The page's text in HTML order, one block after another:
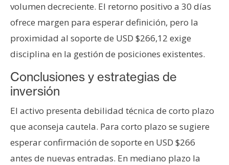
volumen decreciente. El retorno positivo a 30 días
ofrece margen para esperar definición, pero la
proximidad al soporte de USD $266,12 exige
disciplina en la gestión de posiciones existentes.
Conclusiones y estrategias de
inversión
El activo presenta debilidad técnica de corto plazo
que aconseja cautela. Para corto plazo se sugiere
esperar confirmación de soporte en USD $266
antes de nuevas entradas. En mediano plazo la